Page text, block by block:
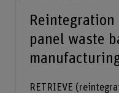
panel waste
RETRIEVE